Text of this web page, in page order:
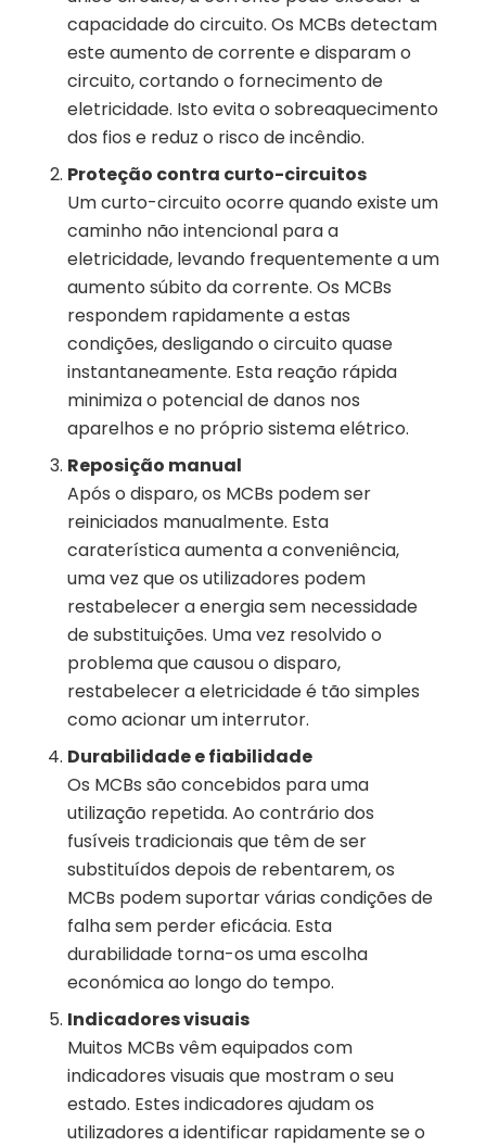
capacidade do circuito. Os MCBs detectam
este aumento de corrente e disparam o
circuito, cortando o fornecimento de
eletricidade. Isto evita o sobreaquecimento
dos fios e reduz o risco de incêndio.
Proteção contra curto-circuitos
Um curto-circuito ocorre quando existe um
caminho não intencional para a
eletricidade, levando frequentemente a um
aumento súbito da corrente. Os MCBs
respondem rapidamente a estas
condições, desligando o circuito quase
instantaneamente. Esta reação rápida
minimiza o potencial de danos nos
aparelhos e no próprio sistema elétrico.
Reposição manual
Após o disparo, os MCBs podem ser
reiniciados manualmente. Esta
caraterística aumenta a conveniência,
uma vez que os utilizadores podem
restabelecer a energia sem necessidade
de substituições. Uma vez resolvido o
problema que causou o disparo,
restabelecer a eletricidade é tão simples
como acionar um interrutor.
Durabilidade e fiabilidade
Os MCBs são concebidos para uma
utilização repetida. Ao contrário dos
fusíveis tradicionais que têm de ser
substituídos depois de rebentarem, os
MCBs podem suportar várias condições de
falha sem perder eficácia. Esta
durabilidade torna-os uma escolha
económica ao longo do tempo.
Indicadores visuais
Muitos MCBs vêm equipados com
indicadores visuais que mostram o seu
estado. Estes indicadores ajudam os
utilizadores a identificar rapidamente se o